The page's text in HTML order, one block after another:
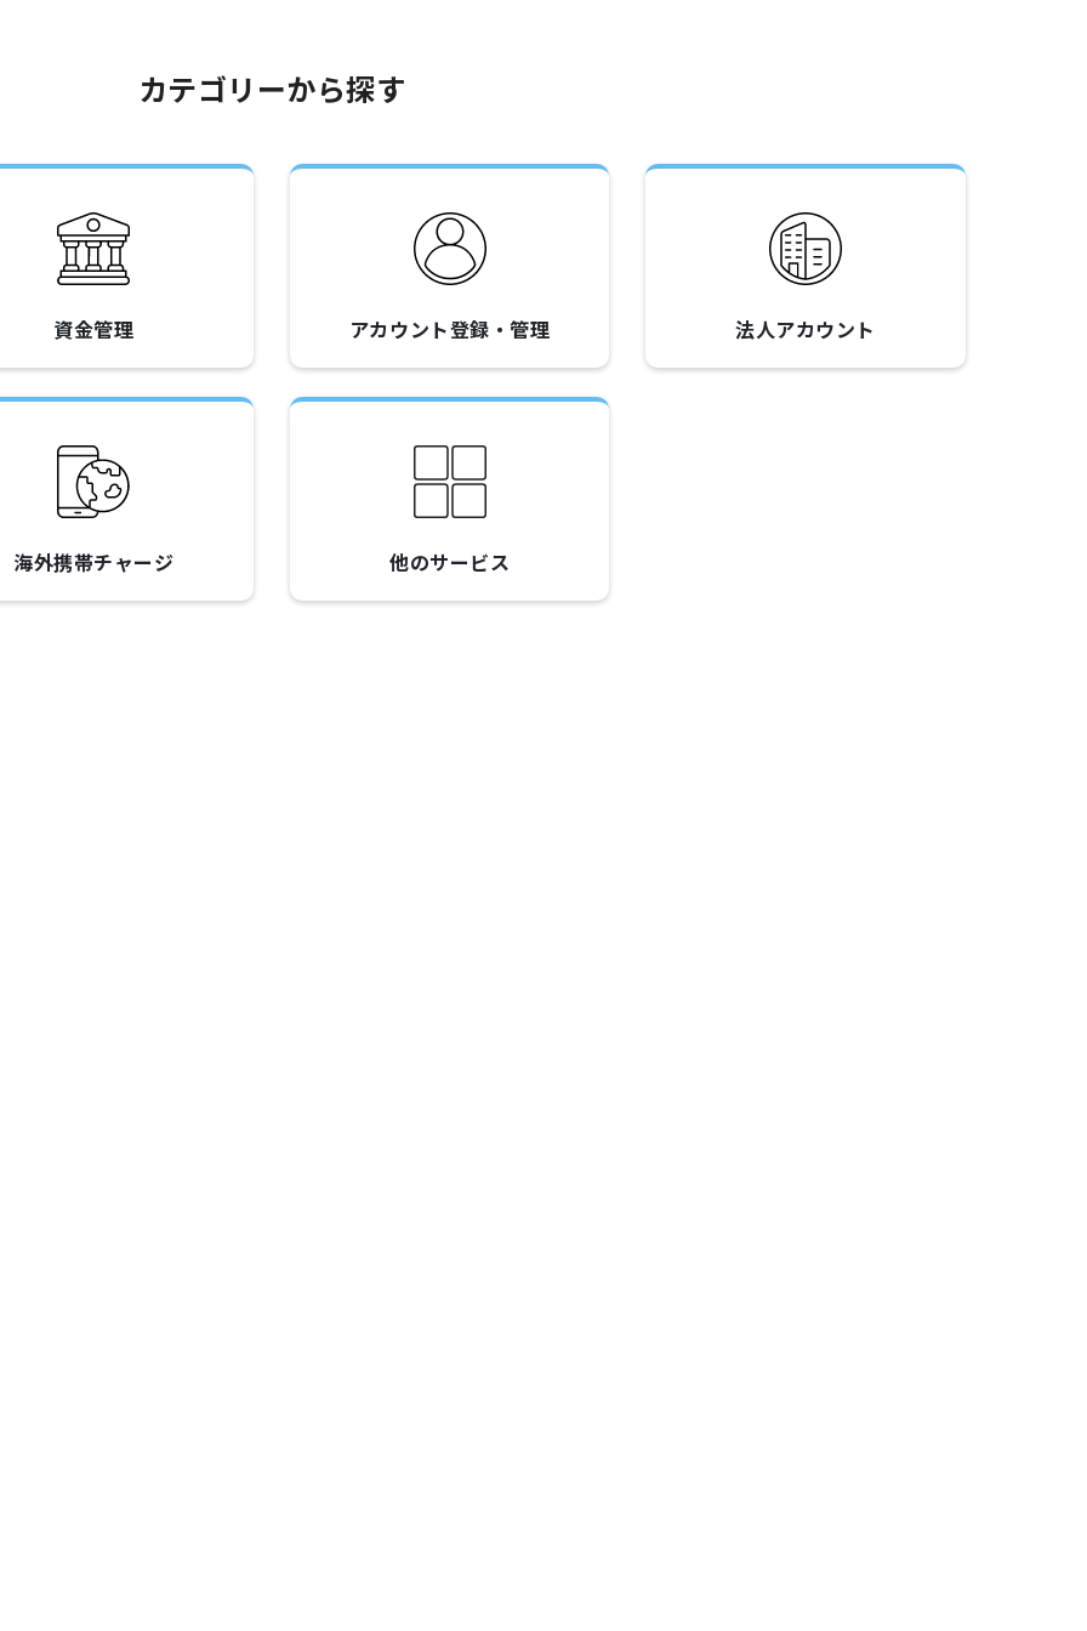
カテゴリーから探す
資金管理 アカウント登録・管理 法人アカウント
海外携帯チャージ 他のサービス